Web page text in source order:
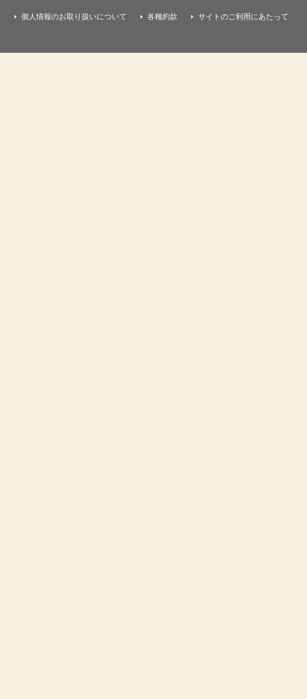
個人情報のお取り扱いについて 各種約款 サイトのご利用にあたって